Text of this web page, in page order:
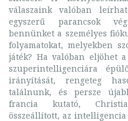
válaszaink valóban
egyszerű parancsok
bennünket a személyes
folyamatokat, melyekben
játék? Ha valóban eljöhet
szuperintelligenciára
irányítását, rengeteg
találnunk, és persze
francia kutató,
összeállított, az